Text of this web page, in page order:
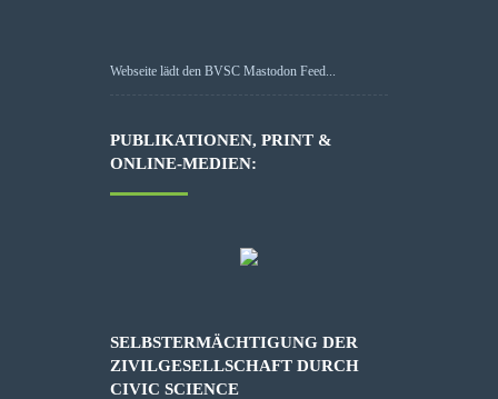
Webseite lädt den BVSC Mastodon Feed...
PUBLIKATIONEN, PRINT &
ONLINE-MEDIEN:
SELBSTERMÄCHTIGUNG DER
ZIVILGESELLSCHAFT DURCH
CIVIC SCIENCE